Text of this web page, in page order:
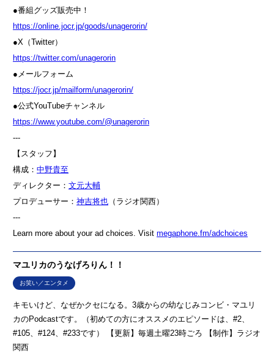
●番組グッズ販売中！
⁠⁠⁠⁠⁠⁠⁠⁠⁠⁠⁠⁠⁠⁠⁠⁠⁠⁠⁠⁠⁠⁠⁠⁠⁠⁠⁠⁠⁠⁠⁠⁠⁠⁠⁠⁠⁠⁠⁠⁠⁠⁠⁠⁠⁠⁠⁠⁠⁠⁠⁠⁠https://online.jocr.jp/goods/unagerorin/⁠⁠⁠⁠⁠⁠⁠⁠⁠⁠⁠⁠⁠⁠⁠⁠⁠⁠⁠⁠⁠⁠⁠⁠⁠⁠⁠⁠⁠⁠⁠⁠⁠⁠⁠⁠⁠⁠⁠⁠⁠⁠⁠⁠⁠⁠⁠⁠⁠⁠⁠⁠
●X（Twitter）
⁠⁠⁠⁠⁠⁠⁠⁠⁠⁠⁠⁠⁠⁠⁠⁠⁠⁠⁠⁠⁠⁠⁠⁠⁠⁠⁠⁠⁠⁠⁠⁠⁠⁠⁠⁠⁠⁠⁠⁠⁠⁠⁠⁠⁠⁠⁠⁠⁠⁠⁠⁠https://twitter.com/unagerorin⁠⁠⁠⁠⁠⁠⁠⁠⁠⁠⁠⁠⁠⁠⁠⁠⁠⁠⁠⁠⁠⁠⁠⁠⁠⁠⁠⁠⁠⁠⁠⁠⁠⁠⁠⁠⁠⁠⁠⁠⁠⁠⁠⁠⁠⁠⁠⁠⁠⁠⁠⁠
●メールフォーム
⁠⁠⁠⁠⁠⁠⁠⁠⁠⁠⁠⁠⁠⁠⁠⁠⁠⁠⁠⁠⁠⁠⁠⁠⁠⁠⁠⁠⁠⁠⁠⁠⁠⁠⁠⁠⁠⁠⁠⁠⁠⁠⁠⁠⁠⁠⁠⁠⁠⁠⁠⁠https://jocr.jp/mailform/unagerorin/⁠⁠⁠⁠⁠⁠⁠⁠⁠⁠⁠⁠⁠⁠⁠⁠⁠⁠⁠⁠⁠⁠⁠⁠⁠⁠⁠⁠⁠⁠⁠⁠⁠⁠⁠⁠⁠⁠⁠⁠⁠⁠⁠⁠⁠⁠⁠⁠⁠⁠⁠⁠
●公式YouTubeチャンネル
⁠⁠⁠⁠⁠⁠⁠⁠⁠⁠⁠⁠⁠⁠⁠⁠https://www.youtube.com/@unagerorin⁠⁠⁠⁠⁠⁠⁠⁠⁠⁠⁠⁠⁠⁠⁠⁠
---
【スタッフ】
構成： ⁠⁠⁠⁠⁠⁠⁠⁠⁠⁠⁠⁠⁠⁠⁠⁠⁠⁠⁠⁠⁠⁠⁠⁠⁠⁠⁠⁠⁠⁠⁠⁠⁠⁠⁠⁠⁠⁠⁠⁠⁠⁠⁠⁠⁠⁠⁠⁠⁠⁠⁠⁠中野貴至⁠⁠⁠⁠⁠⁠⁠⁠⁠⁠⁠⁠⁠⁠⁠⁠⁠⁠⁠⁠⁠⁠⁠⁠⁠⁠⁠⁠⁠⁠⁠⁠⁠⁠⁠⁠⁠⁠⁠⁠⁠⁠⁠⁠⁠⁠⁠⁠⁠⁠⁠⁠
ディレクター： ⁠⁠⁠⁠⁠⁠⁠⁠⁠⁠⁠⁠⁠⁠⁠⁠⁠⁠⁠⁠⁠⁠⁠⁠⁠⁠⁠⁠⁠⁠⁠⁠⁠⁠⁠⁠⁠⁠⁠⁠⁠⁠⁠⁠⁠⁠⁠⁠⁠⁠⁠⁠文元大輔⁠⁠⁠⁠⁠⁠⁠⁠⁠⁠⁠⁠⁠⁠⁠⁠⁠⁠⁠⁠⁠⁠⁠⁠⁠⁠⁠⁠⁠⁠⁠⁠⁠⁠⁠⁠⁠⁠⁠⁠⁠⁠⁠⁠⁠⁠⁠⁠⁠⁠⁠⁠
プロデューサー： ⁠⁠⁠⁠⁠⁠⁠⁠⁠⁠⁠⁠⁠⁠⁠⁠⁠⁠⁠⁠⁠⁠⁠⁠⁠⁠⁠⁠⁠⁠⁠⁠⁠⁠⁠⁠⁠⁠⁠⁠⁠⁠⁠⁠⁠⁠⁠⁠⁠⁠⁠⁠神吉将也⁠⁠⁠⁠⁠⁠⁠⁠⁠⁠⁠⁠⁠⁠⁠⁠⁠⁠⁠⁠⁠⁠⁠⁠⁠⁠⁠⁠⁠⁠⁠⁠⁠⁠⁠⁠⁠⁠⁠⁠⁠⁠⁠⁠⁠⁠⁠⁠⁠⁠⁠⁠ （ラジオ関西）
---
Learn more about your ad choices. Visit megaphone.fm/adchoices
マユリカのうなげろりん！！
お笑い／エンタメ
キモいけど、なぜかクセになる。3歳からの幼なじみコンビ・マユリ
カのPodcastです。（初めての方にオススメのエピソードは、#2、
#105、#124、#233です） 【更新】毎週土曜23時ごろ 【制作】ラジオ
関西